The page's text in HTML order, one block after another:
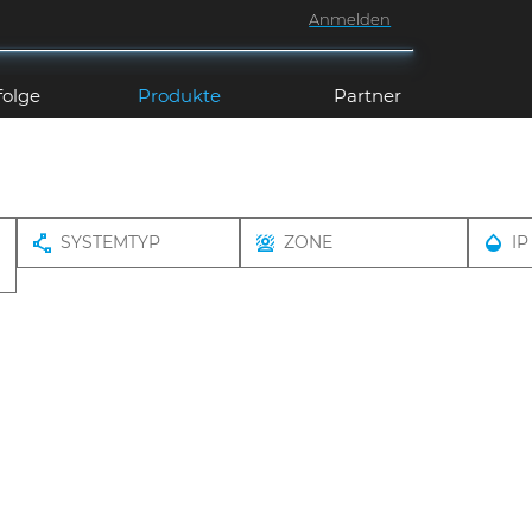
Anmelden
Produkte Partner
SYSTEMTYP ZONE IP